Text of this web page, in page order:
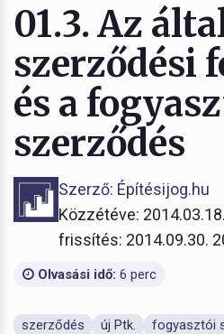
01.3. Az
szerződési
és a
szerződés
Szerző: Építésijog.hu
Közzétéve:
frissítés: 2014.09.30.
Olvasási idő: 6 perc
szerződés új Ptk. fogyasztói